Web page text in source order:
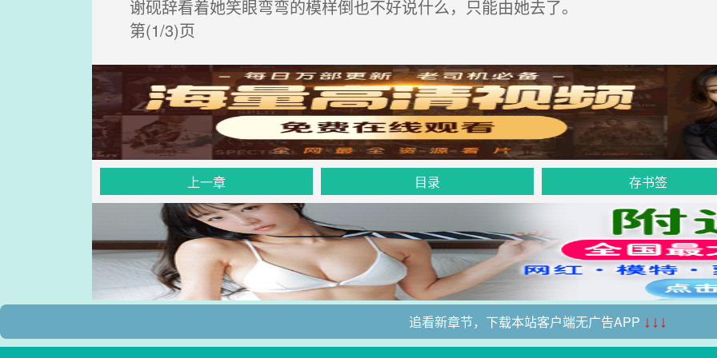
谢砚辞看着她笑眼弯弯的模样倒也不好说什么，只能由她去了。
第(1/3)页
上一章 目录 存书签
追看新章节，下载本站客户端无广告APP ↓↓↓